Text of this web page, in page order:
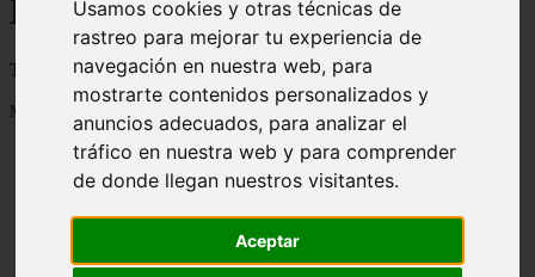
Usamos cookies y otras técnicas de
rastreo para mejorar tu experiencia de
navegación en nuestra web, para
mostrarte contenidos personalizados y
anuncios adecuados, para analizar el
tráfico en nuestra web y para comprender
de donde llegan nuestros visitantes.
Aceptar
Blog sobre gatos
Todo sobre gatos, nombres de gatos y razas de gatos
Mostrando 1 - 24 de 2799 artículos